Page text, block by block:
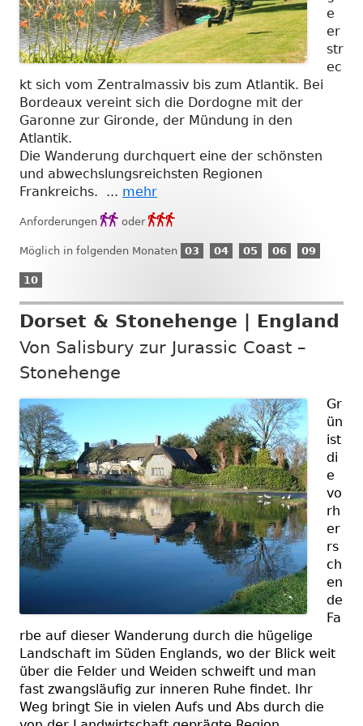
e
er
str
ec
kt sich vom Zentralmassiv bis zum Atlantik. Bei
Bordeaux vereint sich die Dordogne mit der
Garonne zur Gironde, der Mündung in den
Atlantik.
Die Wanderung durchquert eine der schönsten
und abwechslungsreichsten Regionen
Frankreichs. ... mehr
Anforderungen Anforderungsgrad
oder Anforderungsgrad
Möglich in folgenden Monaten
03
03
04
04
05
05
06
06
09
09
10
10
Dorset & Stonehenge | England
Von Salisbury zur Jurassic Coast –
Stonehenge
Gr
ün
ist
di
e
vo
rh
er
rs
ch
en
de
Fa
rbe auf dieser Wanderung durch die hügelige
Landschaft im Süden Englands, wo der Blick weit
über die Felder und Weiden schweift und man
fast zwangsläufig zur inneren Ruhe findet. Ihr
Weg bringt Sie in vielen Aufs und Abs durch die